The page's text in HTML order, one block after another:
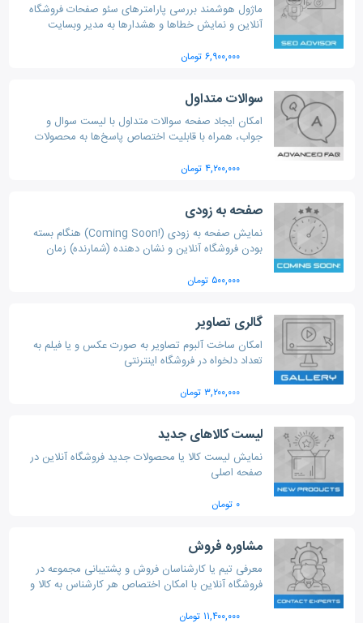
ماژول هوشمند بررسی پارامترهای سئو صفحات فروشگاه
آنلاین و نمایش خطاها و هشدارها به مدیر وبسایت
جهت ارتقا رتبه در Google
سوالات متداول
امکان ایجاد صفحه سوالات متداول با لیست سوال و
جواب، همراه با قابلیت اختصاص پاسخ‌ها به محصولات
صفحه به زودی
نمایش صفحه به زودی (!Coming Soon) هنگام بسته
بودن فروشگاه آنلاین و نشان دهنده (شمارنده) زمان
گالری تصاویر
امکان ساخت آلبوم تصاویر به صورت عکس و یا فیلم به
تعداد دلخواه در فروشگاه اینترنتی
لیست کالاهای جدید
نمایش لیست کالا یا محصولات جدید فروشگاه آنلاین در
صفحه اصلی
مشاوره فروش
معرفی تیم یا کارشناسان فروش و پشتیبانی مجموعه در
فروشگاه آنلاین با امکان اختصاص هر کارشناس به کالا و